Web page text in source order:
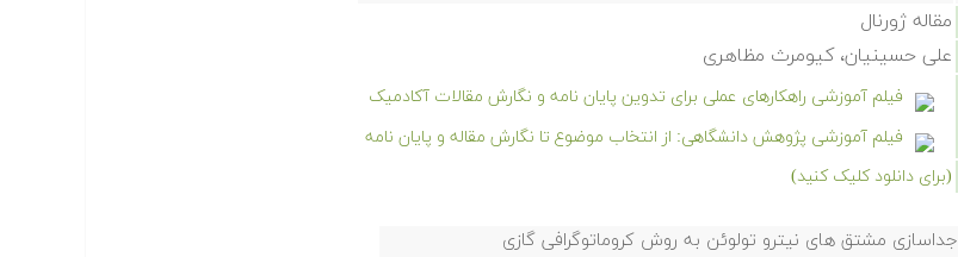
مقاله ژورنال
علی حسینیان، کیومرث مظاهری
فیلم آموزشی راهکارهای عملی برای تدوین پایان نامه و نگارش مقالات آکادمیک
فیلم آموزشی پژوهش دانشگاهی: از انتخاب موضوع تا نگارش مقاله و پایان نامه
(برای دانلود کلیک کنید)
جداسازی مشتق های نیترو تولوئن به روش کروماتوگرافی گازی